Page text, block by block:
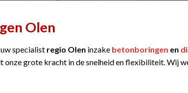
Olen
uw specialist regio Olen inzake betonboringen en
grote kracht in de snelheid en flexibiliteit. Wij